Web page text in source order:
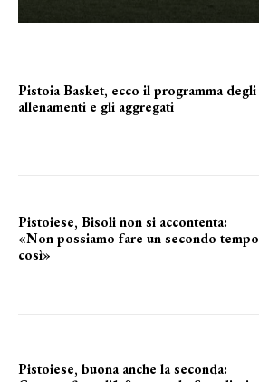
Pistoia Basket, ecco il programma degli
allenamenti e gli aggregati
Pistoiese, Bisoli non si accontenta:
«Non possiamo fare un secondo tempo
così»
Pistoiese, buona anche la seconda: